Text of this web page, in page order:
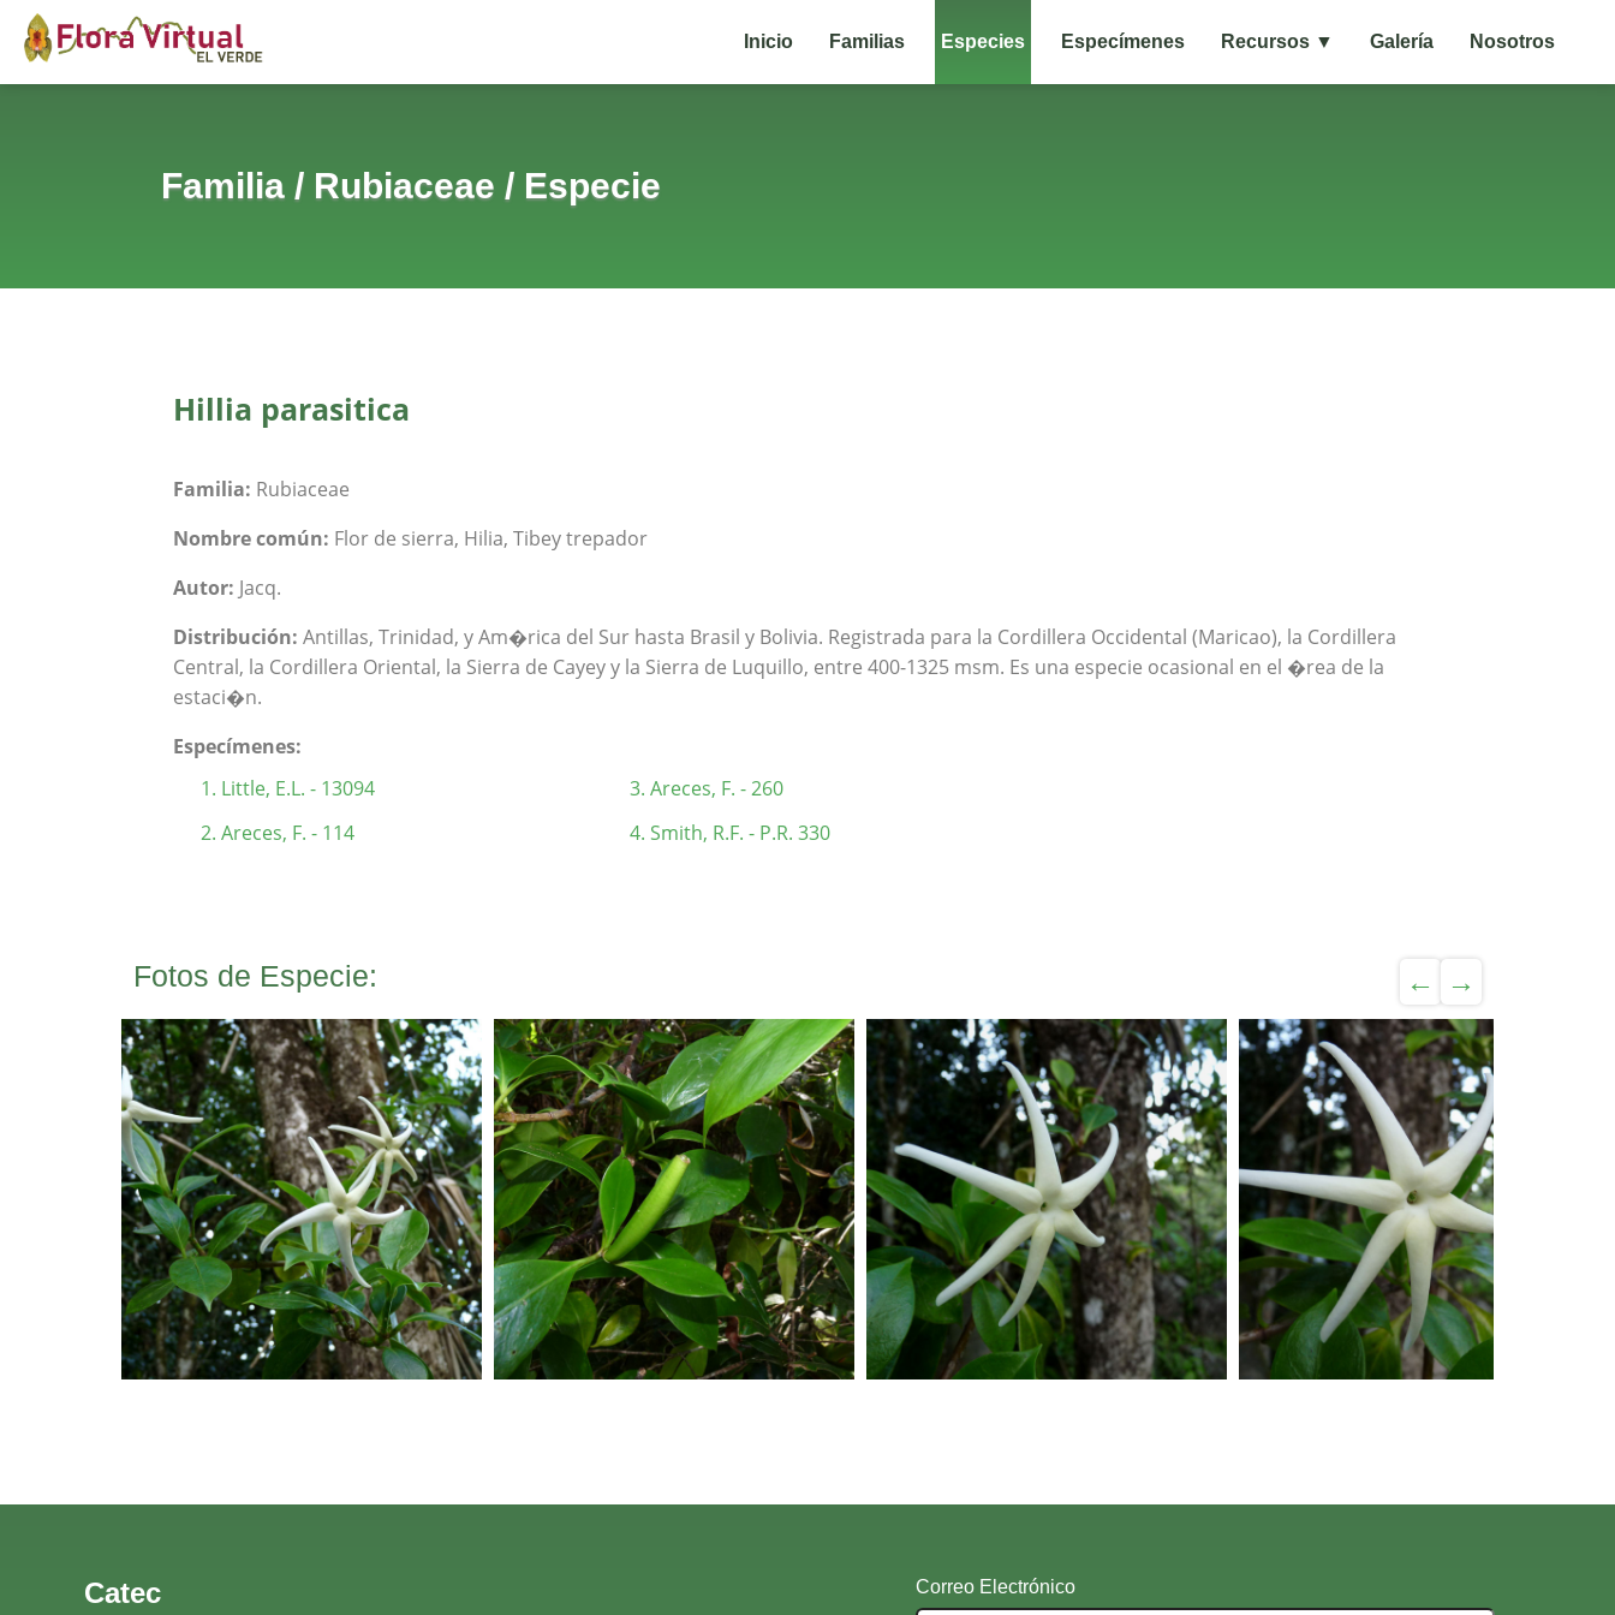
Inicio Familias Especies Especímenes Recursos ▼ Galería Nosotros
Familia / Rubiaceae / Especie
Hillia parasitica
Familia: Rubiaceae
Nombre común: Flor de sierra, Hilia, Tibey trepador
Autor: Jacq.
Distribución: Antillas, Trinidad, y Am�rica del Sur hasta Brasil y Bolivia. Registrada para la Cordillera Occidental (Maricao), la Cordillera
Central, la Cordillera Oriental, la Sierra de Cayey y la Sierra de Luquillo, entre 400-1325 msm. Es una especie ocasional en el �rea de la
estaci�n.
Especímenes:
Little, E.L. - 13094
Areces, F. - 114
Areces, F. - 260
Smith, R.F. - P.R. 330
Fotos de Especie:
Catec Correo Electrónico